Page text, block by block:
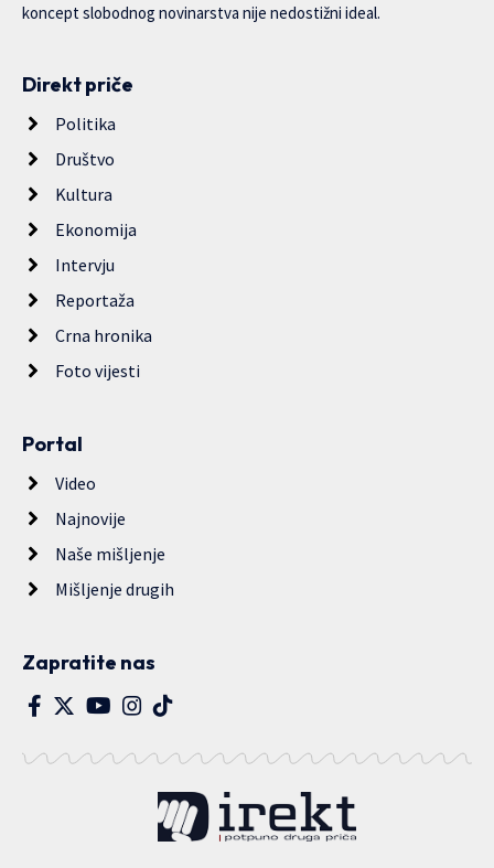
koncept slobodnog novinarstva nije nedostižni ideal.
Direkt priče
Politika
Društvo
Kultura
Ekonomija
Intervju
Reportaža
Crna hronika
Foto vijesti
Portal
Video
Najnovije
Naše mišljenje
Mišljenje drugih
Zapratite nas